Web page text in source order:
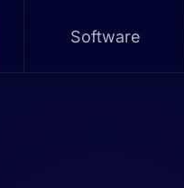
Software